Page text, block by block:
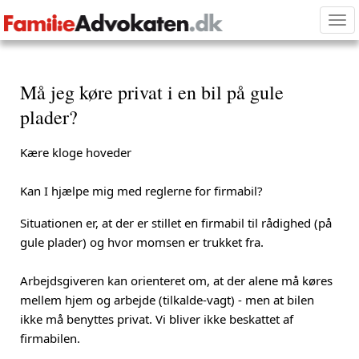
Må jeg køre privat i en bil på gule
plader?
Kære kloge hoveder
Kan I hjælpe mig med reglerne for firmabil?
Situationen er, at der er stillet en firmabil til rådighed (på
gule plader) og hvor momsen er trukket fra.
Arbejdsgiveren kan orienteret om, at der alene må køres
mellem hjem og arbejde (tilkalde-vagt) - men at bilen
ikke må benyttes privat. Vi bliver ikke beskattet af
firmabilen.